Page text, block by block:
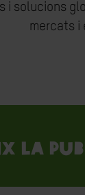
i solucions
mercats i
la